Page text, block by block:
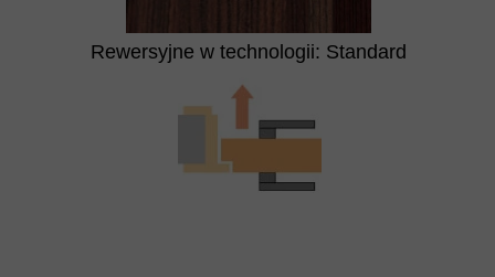
Rewersyjne w technologii: Standard